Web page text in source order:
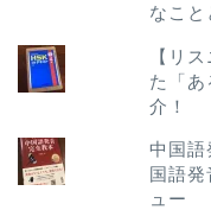
なこと
【リ
た「
介！
中国語
国語
ュー